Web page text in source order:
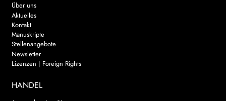
Über uns
Aktuelles
Kontakt
Manuskripte
Stellenangebote
Newsletter
Lizenzen | Foreign Rights
HANDEL